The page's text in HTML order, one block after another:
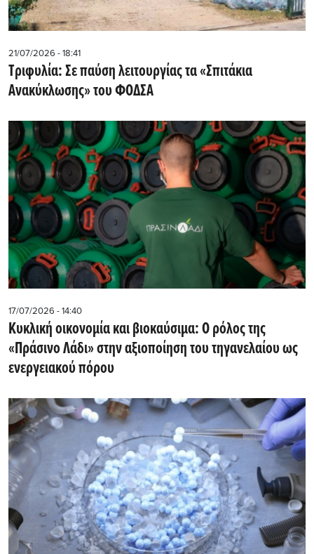
21/07/2026 - 18:41
Τριφυλία: Σε παύση λειτουργίας τα «Σπιτάκια
Ανακύκλωσης» του ΦΟΔΣΑ
17/07/2026 - 14:40
Κυκλική οικονομία και βιοκαύσιμα: Ο ρόλος της
«Πράσινο Λάδι» στην αξιοποίηση του τηγανελαίου ως
ενεργειακού πόρου